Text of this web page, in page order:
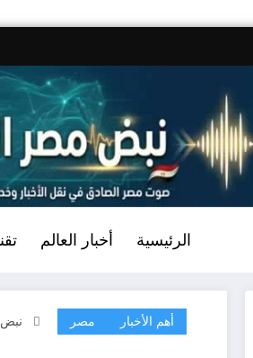
الرئيسية أخبار العالم
أهم الأخبار مصر